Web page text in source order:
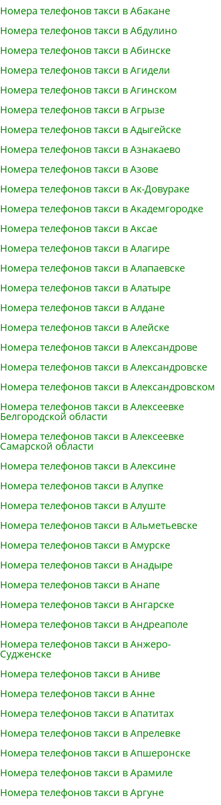
Номера телефонов такси в Абакане
Номера телефонов такси в Абдулино
Номера телефонов такси в Абинске
Номера телефонов такси в Агидели
Номера телефонов такси в Агинском
Номера телефонов такси в Агрызе
Номера телефонов такси в Адыгейске
Номера телефонов такси в Азнакаево
Номера телефонов такси в Азове
Номера телефонов такси в Ак-Довураке
Номера телефонов такси в Академгородке
Номера телефонов такси в Аксае
Номера телефонов такси в Алагире
Номера телефонов такси в Алапаевске
Номера телефонов такси в Алатыре
Номера телефонов такси в Алдане
Номера телефонов такси в Алейске
Номера телефонов такси в Александрове
Номера телефонов такси в Александровске
Номера телефонов такси в Александровском
Номера телефонов такси в Алексеевке
Белгородской области
Номера телефонов такси в Алексеевке
Самарской области
Номера телефонов такси в Алексине
Номера телефонов такси в Алупке
Номера телефонов такси в Алуште
Номера телефонов такси в Альметьевске
Номера телефонов такси в Амурске
Номера телефонов такси в Анадыре
Номера телефонов такси в Анапе
Номера телефонов такси в Ангарске
Номера телефонов такси в Андреаполе
Номера телефонов такси в Анжеро-
Судженске
Номера телефонов такси в Аниве
Номера телефонов такси в Анне
Номера телефонов такси в Апатитах
Номера телефонов такси в Апрелевке
Номера телефонов такси в Апшеронске
Номера телефонов такси в Арамиле
Номера телефонов такси в Аргуне